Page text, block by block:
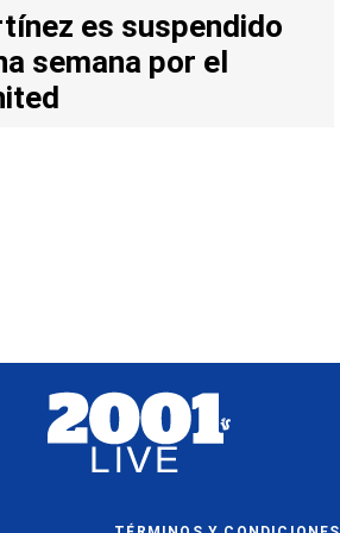
es suspendido
semana por el